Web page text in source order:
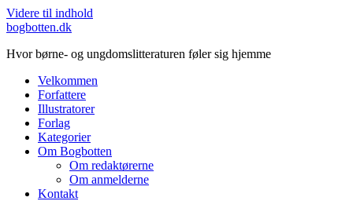
Videre til indhold
bogbotten.dk
Hvor børne- og ungdomslitteraturen føler sig hjemme
Velkommen
Forfattere
Illustratorer
Forlag
Kategorier
Om Bogbotten
Om redaktørerne
Om anmelderne
Kontakt